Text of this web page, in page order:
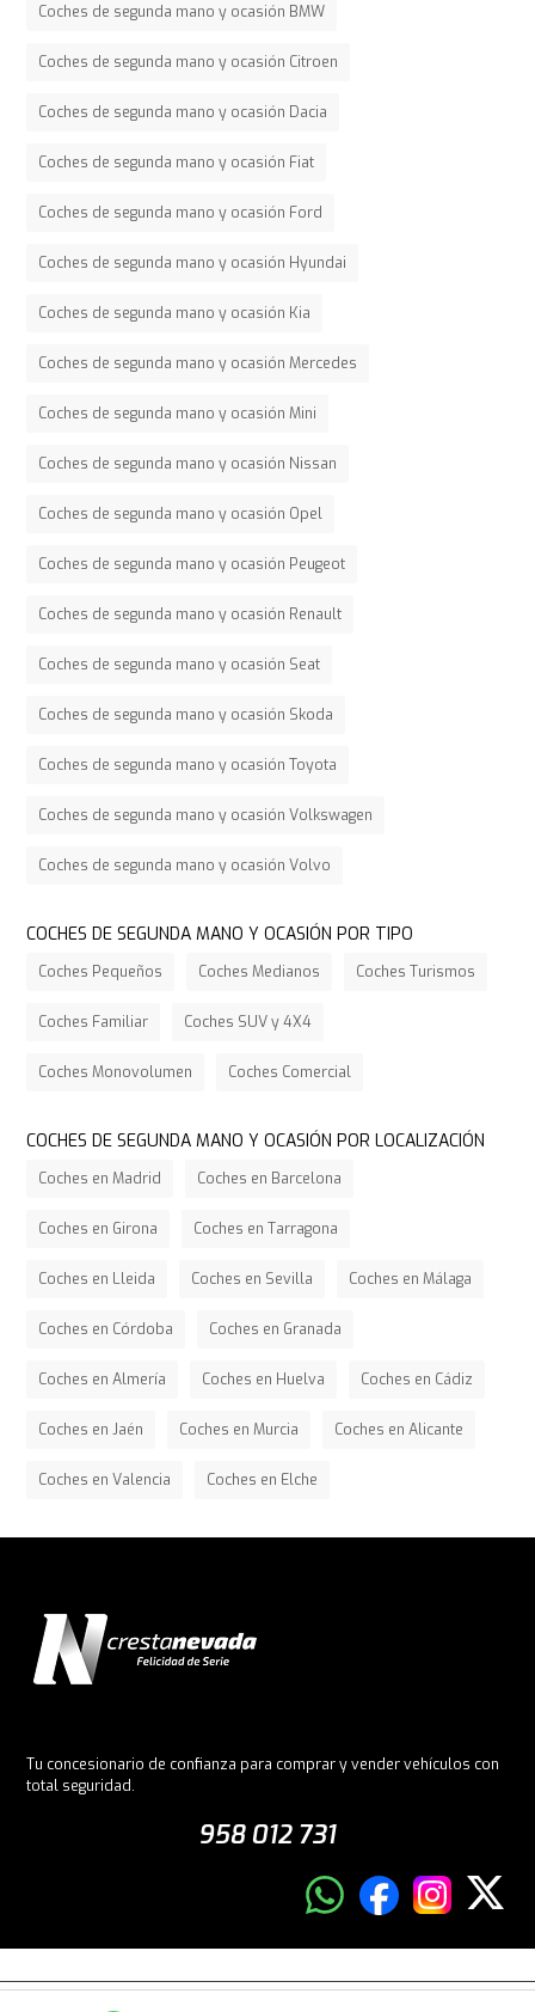
Coches de segunda mano y ocasión BMW
Coches de segunda mano y ocasión Citroen
Coches de segunda mano y ocasión Dacia
Coches de segunda mano y ocasión Fiat
Coches de segunda mano y ocasión Ford
Coches de segunda mano y ocasión Hyundai
Coches de segunda mano y ocasión Kia
Coches de segunda mano y ocasión Mercedes
Coches de segunda mano y ocasión Mini
Coches de segunda mano y ocasión Nissan
Coches de segunda mano y ocasión Opel
Coches de segunda mano y ocasión Peugeot
Coches de segunda mano y ocasión Renault
Coches de segunda mano y ocasión Seat
Coches de segunda mano y ocasión Skoda
Coches de segunda mano y ocasión Toyota
Coches de segunda mano y ocasión Volkswagen
Coches de segunda mano y ocasión Volvo
COCHES DE SEGUNDA MANO Y OCASIÓN POR TIPO
Coches Pequeños Coches Medianos Coches Turismos
Coches Familiar Coches SUV y 4X4
Coches Monovolumen Coches Comercial
COCHES DE SEGUNDA MANO Y OCASIÓN POR LOCALIZACIÓN
Coches en Madrid Coches en Barcelona
Coches en Girona Coches en Tarragona
Coches en Lleida Coches en Sevilla Coches en Málaga
Coches en Córdoba Coches en Granada
Coches en Almería Coches en Huelva Coches en Cádiz
Coches en Jaén Coches en Murcia Coches en Alicante
Coches en Valencia Coches en Elche
Tu concesionario de confianza para comprar y vender vehículos con
total seguridad.
958 012 731